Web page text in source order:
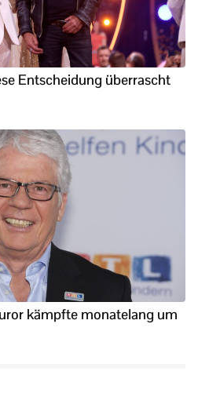
Entscheidung überrascht
kämpfte monatelang um